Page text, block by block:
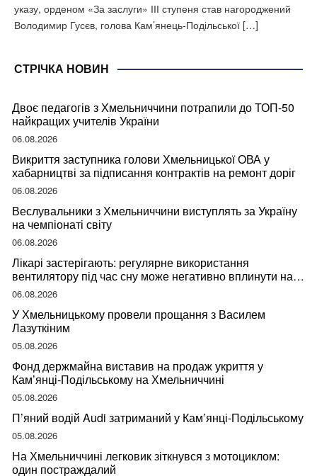
указу, орденом «За заслуги» ІІІ ступеня став нагороджений
Володимир Гусєв, голова Кам’янець-Подільської […]
СТРІЧКА НОВИН
Двоє педагогів з Хмельниччини потрапили до ТОП-50
найкращих учителів України
06.08.2026
Викриття заступника голови Хмельницької ОВА у
хабарництві за підписання контрактів на ремонт доріг
06.08.2026
Веслувальники з Хмельниччини виступлять за Україну
на чемпіонаті світу
06.08.2026
Лікарі застерігають: регулярне використання
вентилятору під час сну може негативно вплинути на
ваше здоров’я
06.08.2026
У Хмельницькому провели прощання з Василем
Лазуткіним
05.08.2026
Фонд держмайна виставив на продаж укриття у
Кам’янці-Подільському на Хмельниччині
05.08.2026
П’яний водій Audi затриманий у Кам’янці-Подільському
05.08.2026
На Хмельниччині легковик зіткнувся з мотоциклом:
один постраждалий